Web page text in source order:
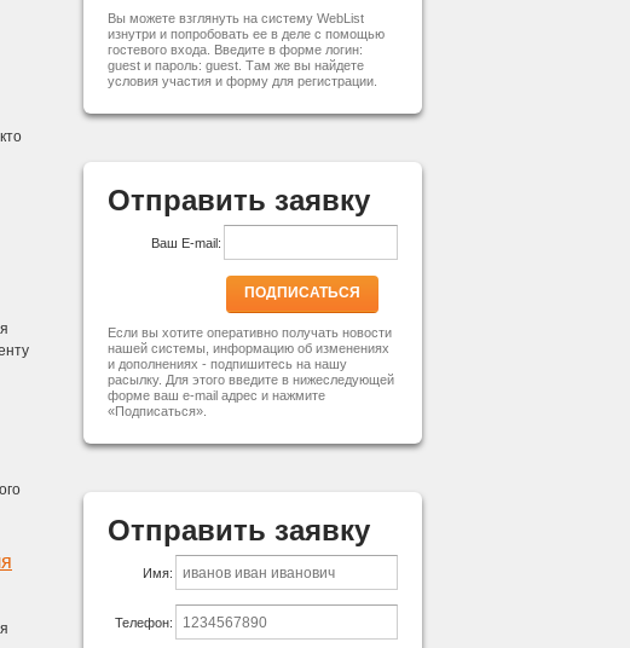
Вы можете взглянуть на систему WebList
изнутри и попробовать ее в деле с помощью
гостевого входа. Введите в форме логин:
guest и пароль: guest. Там же вы найдете
условия участия и форму для регистрации.
Отправить заявку
Ваш E-mail:
ПОДПИСАТЬСЯ
Если вы хотите оперативно получать новости
нашей системы, информацию об изменениях
и дополнениях - подпишитесь на нашу
расылку. Для этого введите в нижеследующей
форме ваш e-mail адрес и нажмите
«Подписаться».
Отправить заявку
Имя:
Телефон: